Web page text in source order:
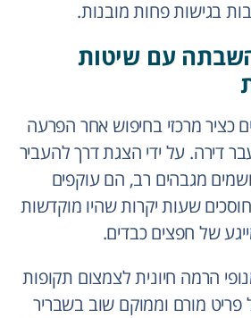
בגישות פחות מובנות.
עם שיטות
כציר מרכזי בחיפוש אחר הפרעה
דירה. על ידי הצגת דרך להעביר
מגבהים רב, הם עוקפים
שעות יקרות שהיו מוקדשות
של חפצים כבדים.
הרמה חיונית לצמצום תקופות
פריט מורם וממוקם שוב בשבריר